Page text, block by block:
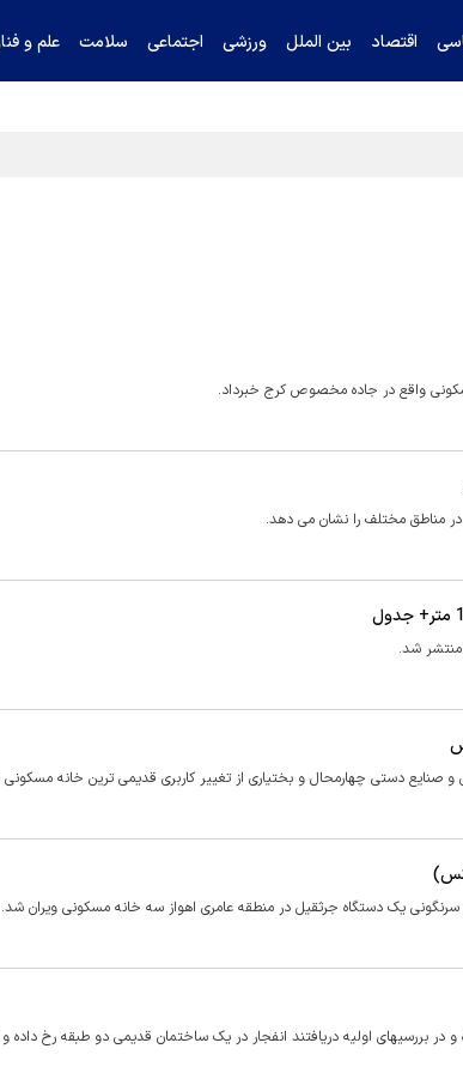
اقتصاد بین الملل ورزشی اجتماعی سلامت علم و
را تکذیب کرد
واقع در جاده مخصوص کرج خبرداد.
مناطق مختلف را نشان می دهد.
و صنایع دستی چهارمحال و بختیاری از تغییر کاربری قدیمی ترین خانه
یک دستگاه جرثقیل در منطقه عامری اهواز سه خانه مسکونی ویران شد.
حادثه شده و در بررسیهای اولیه دریافتند انفجار در یک ساختمان قدیمی دو طبقه رخ